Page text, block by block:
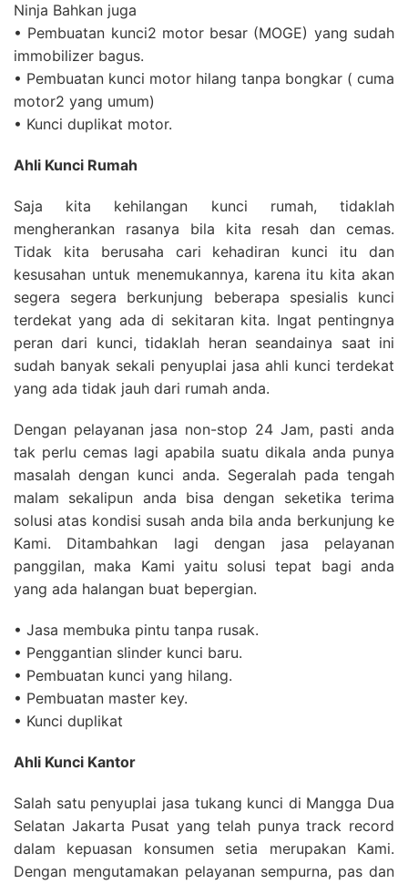
Ninja Bahkan juga
• Pembuatan kunci2 motor besar (MOGE) yang sudah
immobilizer bagus.
• Pembuatan kunci motor hilang tanpa bongkar ( cuma
motor2 yang umum)
• Kunci duplikat motor.
Ahli Kunci Rumah
Saja kita kehilangan kunci rumah, tidaklah
mengherankan rasanya bila kita resah dan cemas.
Tidak kita berusaha cari kehadiran kunci itu dan
kesusahan untuk menemukannya, karena itu kita akan
segera segera berkunjung beberapa spesialis kunci
terdekat yang ada di sekitaran kita. Ingat pentingnya
peran dari kunci, tidaklah heran seandainya saat ini
sudah banyak sekali penyuplai jasa ahli kunci terdekat
yang ada tidak jauh dari rumah anda.
Dengan pelayanan jasa non-stop 24 Jam, pasti anda
tak perlu cemas lagi apabila suatu dikala anda punya
masalah dengan kunci anda. Segeralah pada tengah
malam sekalipun anda bisa dengan seketika terima
solusi atas kondisi susah anda bila anda berkunjung ke
Kami. Ditambahkan lagi dengan jasa pelayanan
panggilan, maka Kami yaitu solusi tepat bagi anda
yang ada halangan buat bepergian.
• Jasa membuka pintu tanpa rusak.
• Penggantian slinder kunci baru.
• Pembuatan kunci yang hilang.
• Pembuatan master key.
• Kunci duplikat
Ahli Kunci Kantor
Salah satu penyuplai jasa tukang kunci di Mangga Dua
Selatan Jakarta Pusat yang telah punya track record
dalam kepuasan konsumen setia merupakan Kami.
Dengan mengutamakan pelayanan sempurna, pas dan